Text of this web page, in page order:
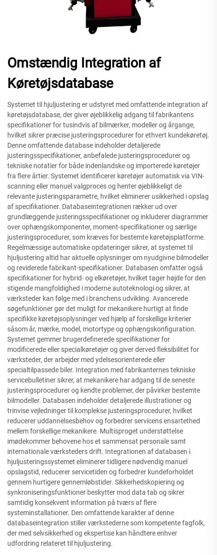
Omstændig Integration af
Køretøjsdatabase
Systemet til hjuljustering er udstyret med omfattende integration af
køretøjsdatabase, der giver øjeblikkelig adgang til fabrikantens
specifikationer for tusindvis af bilmærker, modeller og årgange,
hvilket sikrer præcise justeringsprocedurer for ethvert kundekøretøj.
Denne omfattende database indeholder detaljerede
justeringsspecifikationer, anbefalede justeringsprocedurer og
tekniske notatier for både indenlandske og importerede køretøjer
fra flere årtier. Systemet identificerer køretøjer automatisk via VIN-
scanning eller manuel valgproces og henter øjeblikkeligt de
relevante justeringsparametre, hvilket eliminerer usikkerhed i opslag
af specifikationer. Databaseintegrationen rækker ud over
grundlæggende justeringsspecifikationer og inkluderer diagrammer
over ophængskomponenter, moment-specifikationer og særlige
justeringsprocedurer, som kræves for bestemte køretøjsplatforme.
Regelmæssige automatiske opdateringer sikrer, at systemet til
hjuljustering altid har aktuelle oplysninger om nyudgivne bilmodeller
og reviderede fabrikant-specifikationer. Databasen omfatter også
specifikationer for hybrid- og elkøretøjer, hvilket tager højde for den
stigende mangfoldighed i moderne autoteknologi og sikrer, at
værksteder kan følge med i branchens udvikling. Avancerede
søgefunktioner gør det muligt for mekanikere hurtigt at finde
specifikke køretøjsoplysninger ved hjælp af forskellige kriterier
såsom år, mærke, model, motortype og ophængskonfiguration.
Systemet gemmer brugerdefinerede specifikationer for
modificerede eller specialkøretøjer og giver derved fleksibilitet for
værksteder, der arbejder med ydelsesorienterede eller
specialtilpassede biler. Integration med fabrikanternes tekniske
servicebulletiner sikrer, at mekanikere har adgang til de seneste
justeringsprocedurer og kendte problemer, der påvirker bestemte
bilmodeller. Databasen indeholder detaljerede illustrationer og
trinvise vejledninger til komplekse justeringsprocedurer, hvilket
reducerer uddannelsesbehov og forbedrer servicens ensartethed
mellem forskellige mekanikere. Multisproget understøttelse
imødekommer behovene hos et sammensat personale samt
internationale værksteders drift. Integrationen af databasen i
hjuljusteringssystemet eliminerer tidligere nødvendig manuel
opslagstid, reducerer servicetiden og forbedrer kundeforholdet
gennem hurtigere gennemløbstider. Sikkerhedskopiering og
synkroniseringsfunktioner beskytter mod data tab og sikrer
samtidig konsekvent information på tværs af flere
systeminstallationer. Den omfattende karakter af denne
databaseintegration stiller værkstederne som kompetente fagfolk,
der med selvsikkerhed og ekspertise kan håndtere enhver
udfordring relateret til hjuljustering.